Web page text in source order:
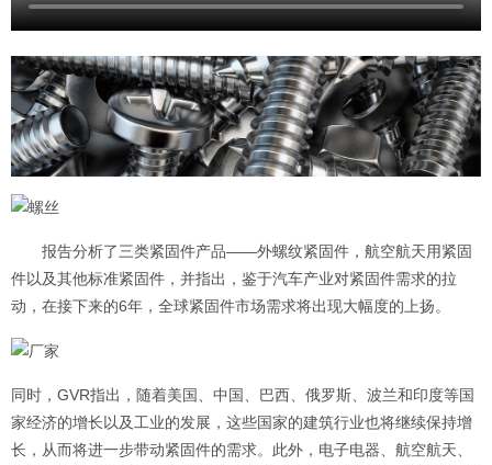
报告分析了三类紧固件产品——外螺纹紧固件，航空航天用紧固
件以及其他标准紧固件，并指出，鉴于汽车产业对紧固件需求的拉
动，在接下来的6年，全球紧固件市场需求将出现大幅度的上扬。
同时，GVR指出，随着美国、中国、巴西、俄罗斯、波兰和印度等国
家经济的增长以及工业的发展，这些国家的建筑行业也将继续保持增
长，从而将进一步带动紧固件的需求。此外，电子电器、航空航天、